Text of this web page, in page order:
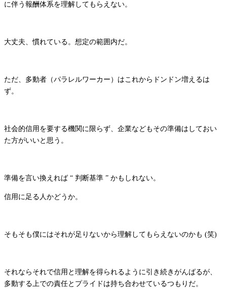
に伴う報酬体系を理解してもらえない。
大丈夫、慣れている。想定の範囲内だ。
ただ、多動者（パラレルワーカー）はこれからドンドン増えるは
ず。
社会的信用を要する機関に限らず、企業などもその準備はしておい
た方がいいと思う。
準備を言い換えれば “ 判断基準 ” かもしれない。
信用に足る人かどうか。
そもそも僕にはそれが足りないから理解してもらえないのかも (笑)
それならそれで信用と理解を得られるように引き続きがんばるが、
多動する上での責任とプライドは持ち合わせているつもりだ。